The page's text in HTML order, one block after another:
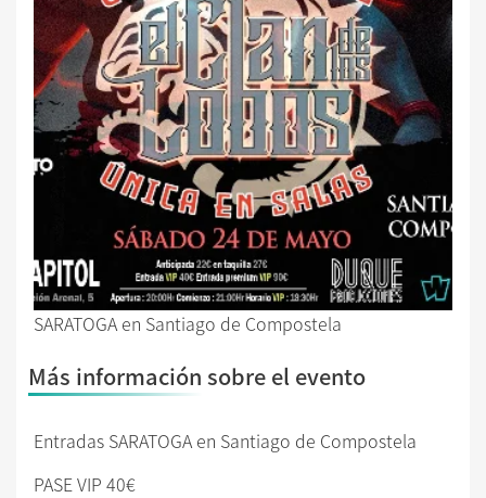
SARATOGA en Santiago de Compostela
Más información sobre el evento
Entradas SARATOGA en Santiago de Compostela
PASE VIP 40€